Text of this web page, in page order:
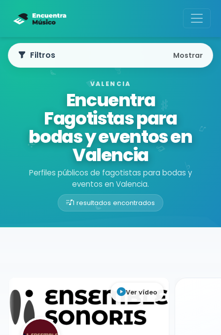
VALENCIA
Encuentra
Fagotistas para
bodas y eventos en
Valencia
Perfiles públicos de fagotistas para bodas y
eventos en Valencia.
1 resultados encontrados
Buscador de músicos
Filtros Mostrar
Ver vídeo